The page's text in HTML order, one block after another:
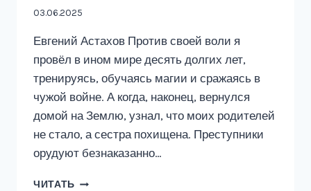
03.06.2025
Евгений Астахов Против своей воли я
провёл в ином мире десять долгих лет,
тренируясь, обучаясь магии и сражаясь в
чужой войне. А когда, наконец, вернулся
домой на Землю, узнал, что моих родителей
не стало, а сестра похищена. Преступники
орудуют безнаказанно…
ЧИТАТЬ АРБИТР